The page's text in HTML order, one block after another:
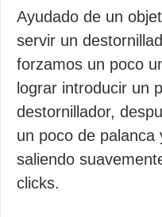
Ayudado de un
servir un
forzamos un poco
lograr introducir un
destornillador,
un poco de
saliendo
clicks.